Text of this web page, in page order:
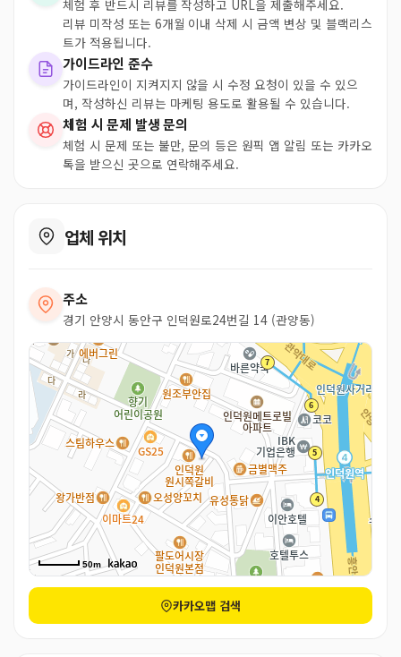
체험 후 반드시 리뷰를 작성하고 URL을 제출해주세요.
리뷰 미작성 또는 6개월 이내 삭제 시 금액 변상 및 블랙리스
트가 적용됩니다.
가이드라인 준수
가이드라인이 지켜지지 않을 시 수정 요청이 있을 수 있으
며, 작성하신 리뷰는 마케팅 용도로 활용될 수 있습니다.
체험 시 문제 발생 문의
체험 시 문제 또는 불만, 문의 등은 원픽 앱 알림 또는 카카오
톡을 받으신 곳으로 연락해주세요.
업체 위치
주소
경기 안양시 동안구 인덕원로24번길 14 (관양동)
50m
카카오맵 검색